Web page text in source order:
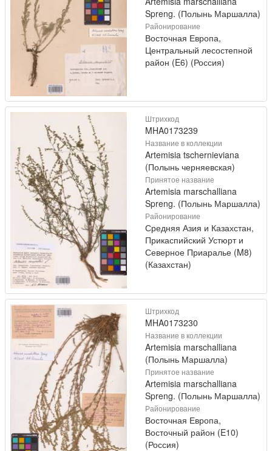
Spreng. (Полынь Маршалла)
Районирование
Восточная Европа,
Центральный лесостепной
район (E6) (Россия)
Штрихкод
MHA0173239
Название в коллекции
Artemisia tschernieviana
(Полынь черняевская)
Принятое название
Artemisia marschalliana
Spreng. (Полынь Маршалла)
Районирование
Средняя Азия и Казахстан,
Прикаспийский Устюрт и
Северное Приаралье (M8)
(Казахстан)
Штрихкод
MHA0173230
Название в коллекции
Artemisia marschalliana
(Полынь Маршалла)
Принятое название
Artemisia marschalliana
Spreng. (Полынь Маршалла)
Районирование
Восточная Европа,
Восточный район (E10)
(Россия)